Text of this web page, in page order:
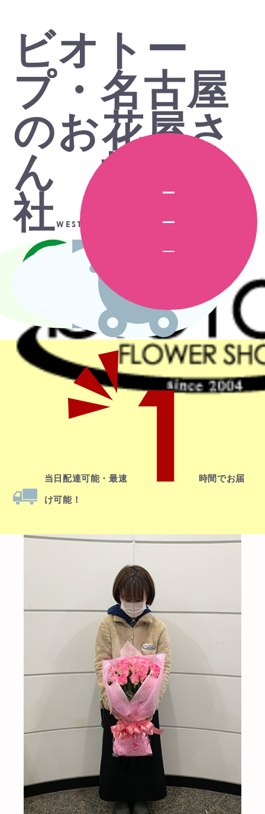
ビオトー
プ・名古屋
のお花屋さ
ん 株式会
社WEST FIELD
当日配達可能・最速1時間でお届
け可能！